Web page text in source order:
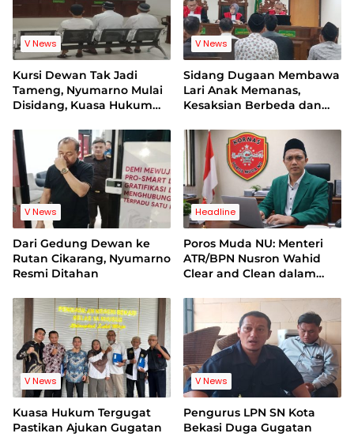
V News
Kursi Dewan Tak Jadi
Tameng, Nyumarno Mulai
Disidang, Kuasa Hukum
Hukum Bebas Intervensi
V News
Sidang Dugaan Membawa
Lari Anak Memanas,
Kesaksian Berbeda dan
V News
Dari Gedung Dewan ke
Rutan Cikarang, Nyumarno
Resmi Ditahan
Headline
Poros Muda NU: Menteri
ATR/BPN Nusron Wahid
Clear and Clean dalam
Kuansing
V News
Kuasa Hukum Tergugat
Pastikan Ajukan Gugatan
V News
Pengurus LPN SN Kota
Bekasi Duga Gugatan